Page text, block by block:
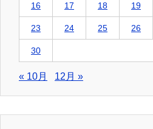
16 17 18 19
23 24 25 26
30
« 10月 12月 »